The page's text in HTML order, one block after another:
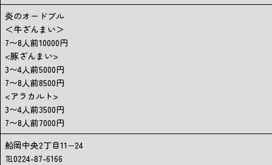
炎のオードブル
＜牛ざんまい＞
7〜8人前10000円
<豚ざんまい>
3〜4人前5000円
7〜8人前8500円
<アラカルト>
3〜4人前3500円
7〜8人前7000円
船岡中央2丁目11−24
℡0224-87-6166